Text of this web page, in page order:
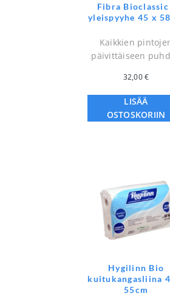
Fibra Bioclassic
yleispyyhe 45 x
Kaikkien
päivittäiseen
32,00€
LISÄÄ
OSTOSKORIIN
Hygilinn Bio
kuitukangasliina
55cm